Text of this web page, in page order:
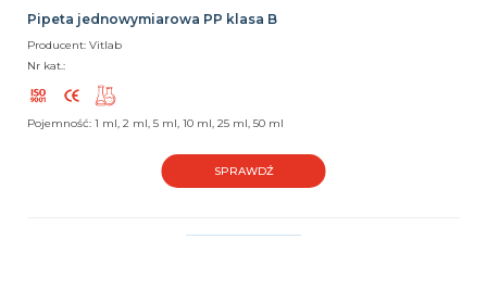
Pipeta jednowymiarowa PP klasa B
Producent: Vitlab
Nr kat.:
Pojemność: 1 ml, 2 ml, 5 ml, 10 ml, 25 ml, 50 ml
SPRAWDŹ